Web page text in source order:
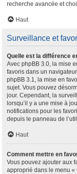
recherche avancée et
Haut
Surveillance et
Quelle est la différence
Avec phpBB 3.0, la mise
favoris dans un
phpBB 3.1, la mise en
sujet. Vous pouvez
jour. Cependant, la
lorsqu’il y a une mise à
notifications pour les
depuis le panneau de
Haut
Comment mettre en
Vous pouvez ajouter aux
approprié dans le menu «